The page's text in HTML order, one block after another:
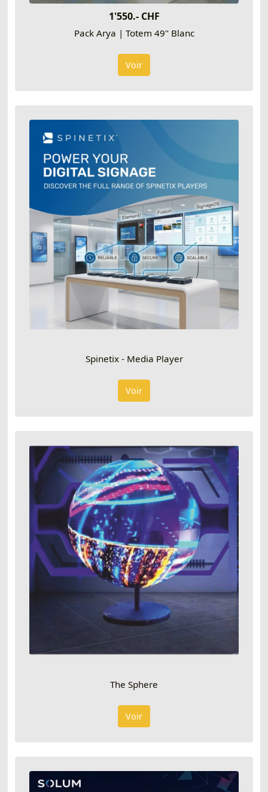
1'550.- CHF
Pack Arya | Totem 49" Blanc
Voir
Spinetix - Media Player
Voir
The Sphere
Voir